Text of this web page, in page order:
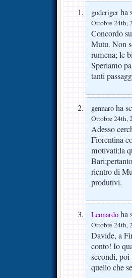
goderiger ha
Ottobre 24th,
Concordo
Mutu. Non
rumena; le
Speriamo
tanti
gennaro ha
Ottobre 24th,
Adesso
Fiorentina
motivati;la
rientro di
produtivi.
Leonardo ha
Ottobre 24th,
Davide, a
conto! Io
secondi,
quello che